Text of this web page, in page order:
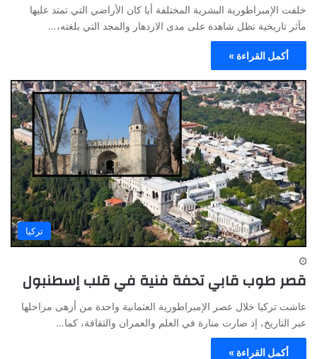
خلفت الإمبراطورية البشرية المختلفة أيا كان الأراضي التي تمتد عليها
مآثر تاريخية تظل شاهدة على مدى الازدهار والمجد التي بلغته،…
أكمل القراءة »
تركيا
قصر طوب قابي تحفة فنية في قلب إسطنبول
عاشت تركيا خلال عصر الإمبراطورية العثمانية واحدة من أزهى مراحلها
عبر التاريخ، إذ صارت منارة في العلم والعمران والثقافة، كما…
أكمل القراءة »